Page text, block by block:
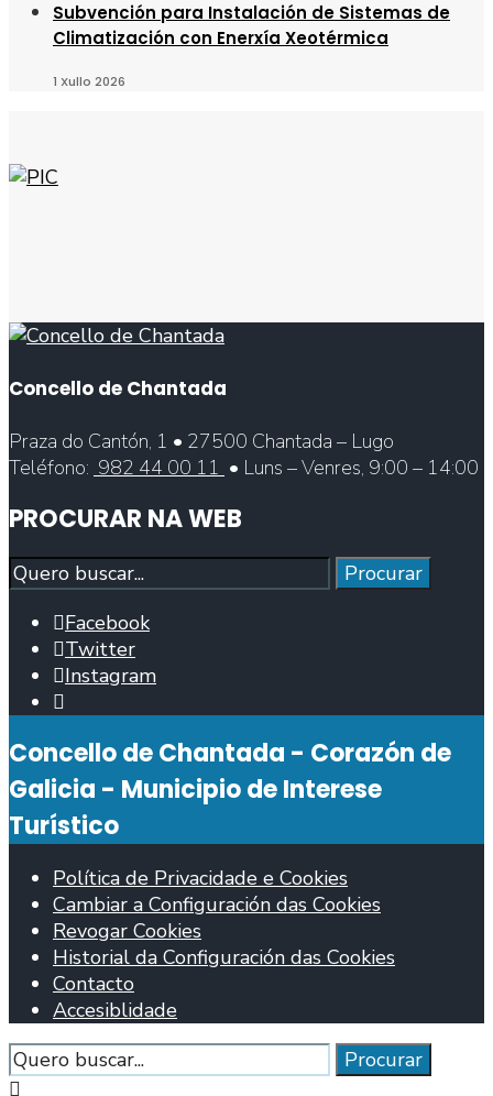
Subvención para Instalación de Sistemas de
Climatización con Enerxía Xeotérmica
1 Xullo 2026
Concello de Chantada
Praza do Cantón, 1 • 27500 Chantada – Lugo
Teléfono: 982 44 00 11 • Luns – Venres, 9:00 – 14:00
PROCURAR NA WEB
Procurar
Procurar
Facebook
Twitter
Instagram
de
busca
Concello de Chantada - Corazón de
Galicia - Municipio de Interese
Turístico
Política de Privacidade e Cookies
Cambiar a Configuración das Cookies
Revogar Cookies
Historial da Configuración das Cookies
Contacto
Accesiblidade
Procurar
Procurar